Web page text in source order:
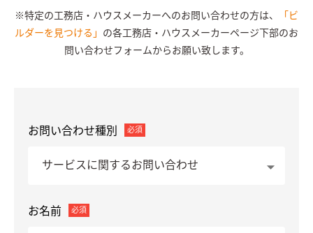
※特定の工務店・ハウスメーカーへのお問い合わせの方は、
「ビ
ルダーを見つける」 の各工務店・ハウスメーカーページ下部のお
問い合わせフォームからお願い致します。
お問い合わせ種別 必須
サービスに関するお問い合わせ
お名前 必須